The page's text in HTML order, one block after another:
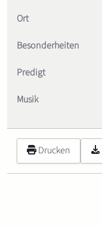
Ort
Besonderheiten
Predigt
Musik
Drucken